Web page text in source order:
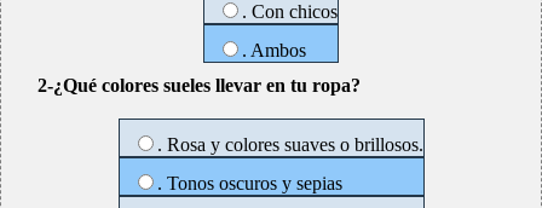
. Con chicos
. Ambos
2-¿Qué colores sueles llevar en tu ropa?
. Rosa y colores suaves o brillosos.
. Tonos oscuros y sepias